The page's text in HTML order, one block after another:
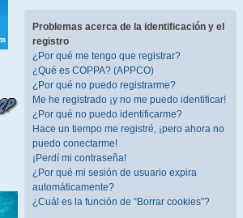
Problemas acerca de la identificación y el
registro
¿Por qué me tengo que registrar?
¿Qué es COPPA? (APPCO)
¿Por qué no puedo registrarme?
Me he registrado ¡y no me puedo identificar!
¿Por qué no puedo identificarme?
Hace un tiempo me registré, ¡pero ahora no
puedo conectarme!
¡Perdí mi contraseña!
¿Por qué mi sesión de usuario expira
automáticamente?
¿Cuál es la función de “Borrar cookies”?